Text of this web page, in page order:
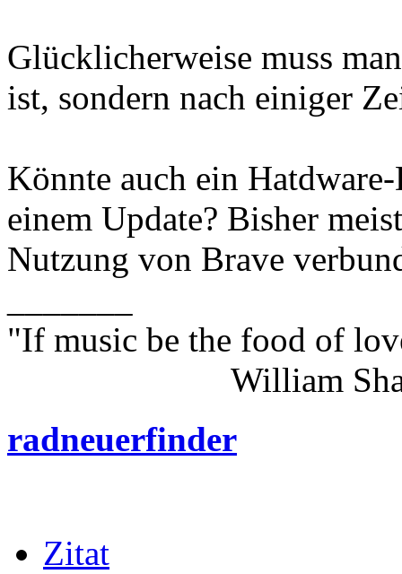
Glücklicherweise muss
ist, sondern nach einiger
Könnte auch ein
einem Update? Bisher
Nutzung von Brave
"If music be the food of
William
radneuerfinder
Zitat